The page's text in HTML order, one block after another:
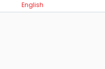
English